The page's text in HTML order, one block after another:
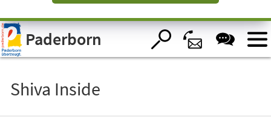
Visuelle
Assistenzsoftware
öffnen.Paderborn
Shiva Inside